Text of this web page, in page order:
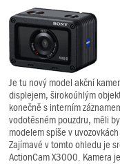
Je tu nový model akční
displejem, širokoúhlým
konečně s interním
vodotěsném pouzdru, měli
modelem spíše v
Zajímavé v tomto ohledu je
ActionCam X3000. Kamera